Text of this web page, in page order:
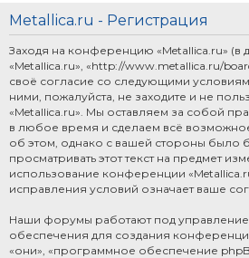
Metallica.ru - Регистрация
Заходя на конференцию «Metallica.ru» (в
«Metallica.ru», «http://www.metallica.ru/
своё согласие со следующими
ними, пожалуйста, не заходите и не
«Metallica.ru». Мы оставляем за собой
в любое время и сделаем всё
об этом, однако с вашей стороны было
просматривать этот текст на предмет
использование конференции
исправления условий означает ваше
Наши форумы работают под
обеспечения для создания
«они», «программное обеспечение